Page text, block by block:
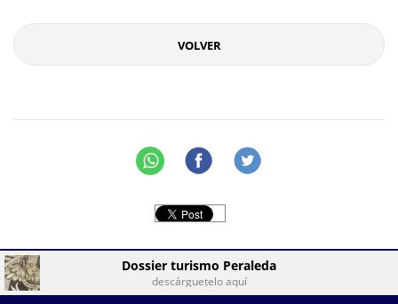
VOLVER
Dossier turismo Peraleda
descárguetelo aquí